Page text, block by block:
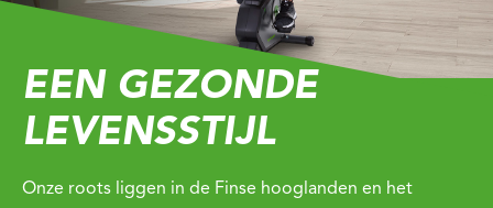
EEN GEZONDE
LEVENSSTIJL
Onze roots liggen in de Finse hooglanden en het